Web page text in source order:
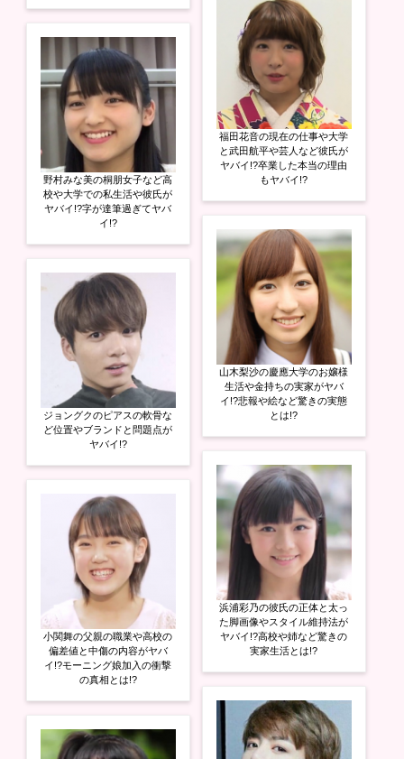
野村みな美の桐朋女子など高
校や大学での私生活や彼氏が
ヤバイ!?字が達筆過ぎてヤバ
イ!?
ジョングクのピアスの軟骨な
ど位置やブランドと問題点が
ヤバイ!?
小関舞の父親の職業や高校の
偏差値と中傷の内容がヤバ
イ!?モーニング娘加入の衝撃
の真相とは!?
福田花音の現在の仕事や大学
と武田航平や芸人など彼氏が
ヤバイ!?卒業した本当の理由
もヤバイ!?
山木梨沙の慶應大学のお嬢様
生活や金持ちの実家がヤバ
イ!?悲報や絵など驚きの実態
とは!?
浜浦彩乃の彼氏の正体と太っ
た脚画像やスタイル維持法が
ヤバイ!?高校や姉など驚きの
実家生活とは!?